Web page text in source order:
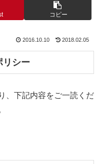
コピー
2016.10.10 2018.02.05
リシー
、下記内容をご一読くだ